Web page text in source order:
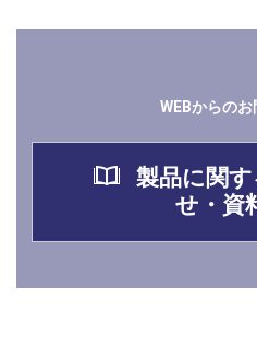
WEBからの
製品に関
せ・資